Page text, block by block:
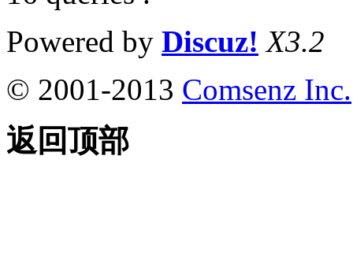
Powered by Discuz! X3.2
© 2001-2013 Comsenz Inc.
返回顶部